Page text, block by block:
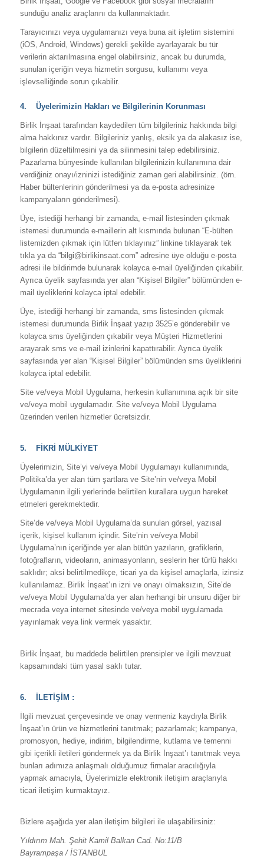
sunduğu analiz araçlarını da kullanmaktadır.
Tarayıcınızı veya uygulamanızı veya buna ait işletim sistemini
(iOS, Android, Windows) gerekli şekilde ayarlayarak bu tür
verilerin aktarılmasına engel olabilirsiniz, ancak bu durumda,
sunulan içeriğin veya hizmetin sorgusu, kullanımı veya
işlevselliğinde sorun çıkabilir.
4. Üyelerimizin Hakları ve Bilgilerinin Korunması
Birlik İnşaat tarafından kaydedilen tüm bilgileriniz hakkında bilgi
alma hakkınız vardır. Bilgileriniz yanlış, eksik ya da alakasız ise,
bilgilerin düzeltilmesini ya da silinmesini talep edebilirsiniz.
Pazarlama bünyesinde kullanılan bilgilerinizin kullanımına dair
verdiğiniz onayı/izninizi istediğiniz zaman geri alabilirsiniz. (örn.
Haber bültenlerinin gönderilmesi ya da e-posta adresinize
kampanyaların gönderilmesi).
Üye, istediği herhangi bir zamanda, e-mail listesinden çıkmak
istemesi durumunda e-maillerin alt kısmında bulunan “E-bülten
listemizden çıkmak için lütfen tıklayınız” linkine tıklayarak tek
tıkla ya da “bilgi@birlikinsaat.com” adresine üye olduğu e-posta
adresi ile bildirimde bulunarak kolayca e-mail üyeliğinden çıkabilir.
Ayrıca üyelik sayfasında yer alan “Kişisel Bilgiler” bölümünden e-
mail üyeliklerini kolayca iptal edebilir.
Üye, istediği herhangi bir zamanda, sms listesinden çıkmak
istemesi durumunda Birlik İnşaat yazıp 3525’e gönderebilir ve
kolayca sms üyeliğinden çıkabilir veya Müşteri Hizmetlerini
arayarak sms ve e-mail izinlerini kapattırabilir. Ayrıca üyelik
sayfasında yer alan “Kişisel Bilgiler” bölümünden sms üyeliklerini
kolayca iptal edebilir.
Site ve/veya Mobil Uygulama, herkesin kullanımına açık bir site
ve/veya mobil uygulamadır. Site ve/veya Mobil Uygulama
üzerinden verilen hizmetler ücretsizdir.
5. FİKRİ MÜLKİYET
Üyelerimizin, Site’yi ve/veya Mobil Uygulamayı kullanımında,
Politika’da yer alan tüm şartlara ve Site’nin ve/veya Mobil
Uygulamanın ilgili yerlerinde belirtilen kurallara uygun hareket
etmeleri gerekmektedir.
Site’de ve/veya Mobil Uygulama’da sunulan görsel, yazısal
içerik, kişisel kullanım içindir. Site’nin ve/veya Mobil
Uygulama’nın içeriğinde yer alan bütün yazıların, grafiklerin,
fotoğrafların, videoların, animasyonların, seslerin her türlü hakkı
saklıdır; aksi belirtilmedikçe, ticari ya da kişisel amaçlarla, izinsiz
kullanılamaz. Birlik İnşaat’ın izni ve onayı olmaksızın, Site’de
ve/veya Mobil Uygulama’da yer alan herhangi bir unsuru diğer bir
mecrada veya internet sitesinde ve/veya mobil uygulamada
yayınlamak veya link vermek yasaktır.
Birlik İnşaat, bu maddede belirtilen prensipler ve ilgili mevzuat
kapsamındaki tüm yasal saklı tutar.
6. İLETİŞİM :
İlgili mevzuat çerçevesinde ve onay vermeniz kaydıyla Birlik
İnşaat’ın ürün ve hizmetlerini tanıtmak; pazarlamak; kampanya,
promosyon, hediye, indirim, bilgilendirme, kutlama ve temenni
gibi içerikli iletileri göndermek ya da Birlik İnşaat’ı tanıtmak veya
bunları adımıza anlaşmalı olduğumuz firmalar aracılığıyla
yapmak amacıyla, Üyelerimizle elektronik iletişim araçlarıyla
ticari iletişim kurmaktayız.
Bizlere aşağıda yer alan iletişim bilgileri ile ulaşabilirsiniz:
Yıldırım Mah. Şehit Kamil Balkan Cad. No:11/B
Bayrampaşa / İSTANBUL